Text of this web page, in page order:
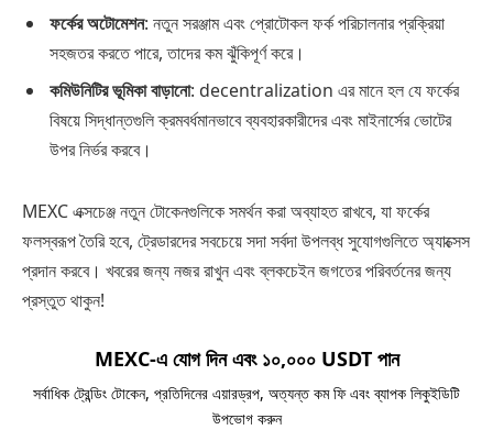
ফর্কের অটোমেশন: নতুন সরঞ্জাম এবং প্রোটোকল ফর্ক পরিচালনার প্রক্রিয়া
সহজতর করতে পারে, তাদের কম ঝুঁকিপূর্ণ করে।
কমিউনিটির ভূমিকা বাড়ানো: decentralization এর মানে হল যে ফর্কের
বিষয়ে সিদ্ধান্তগুলি ক্রমবর্ধমানভাবে ব্যবহারকারীদের এবং মাইনার্সের ভোটের
উপর নির্ভর করবে।
MEXC এক্সচেঞ্জ নতুন টোকেনগুলিকে সমর্থন করা অব্যাহত রাখবে, যা ফর্কের
ফলস্বরূপ তৈরি হবে, ট্রেডারদের সবচেয়ে সদা সর্বদা উপলব্ধ সুযোগগুলিতে অ্যাক্সেস
প্রদান করবে। খবরের জন্য নজর রাখুন এবং ব্লকচেইন জগতের পরিবর্তনের জন্য
প্রস্তুত থাকুন!
MEXC-এ যোগ দিন এবং ১০,০০০ USDT পান
সর্বাধিক ট্রেন্ডিং টোকেন, প্রতিদিনের এয়ারড্রপ, অত্যন্ত কম ফি এবং ব্যাপক লিকুইডিটি
উপভোগ করুন